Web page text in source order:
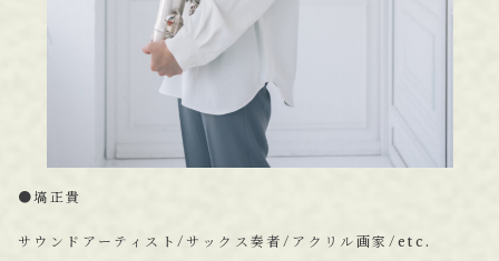
●塙正貴
サウンドアーティスト/サックス奏者/アクリル画家/etc.